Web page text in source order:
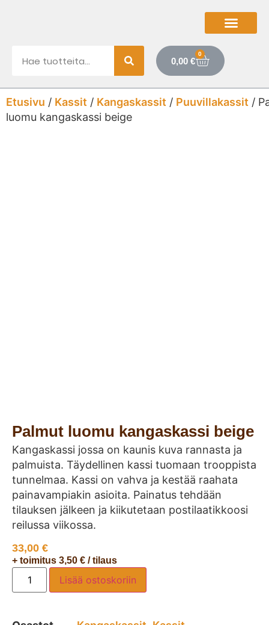
0,00 €
0
Etusivu / Kassit / Kangaskassit / Puuvillakassit /
luomu kangaskassi beige
Palmut luomu kangaskassi beige
Kangaskassi jossa on kaunis kuva rannasta ja
palmuista. Täydellinen kassi tuomaan trooppista
tunnelmaa. Kassi on vahva ja kestää raahata
painavampiakin asioita. Painatus tehdään
tilauksen jälkeen ja kiikutetaan postilaatikkoosi
reilussa viikossa.
33,00 €
+ toimitus 3,50 € / tilaus
Lisää ostoskoriin